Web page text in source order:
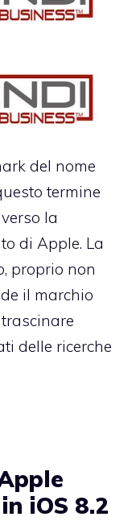
del nome
termine
la
di Apple. La
proprio non
il marchio
delle ricerche
iOS 8.2